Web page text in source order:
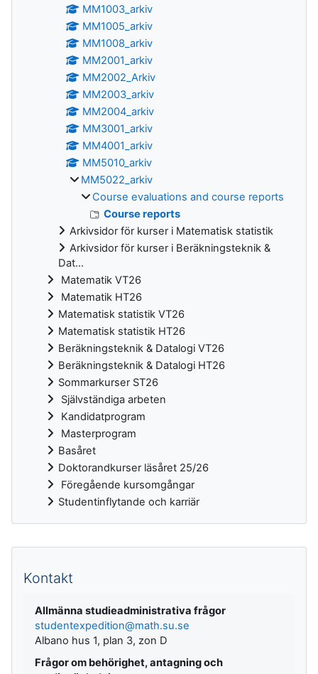
MM1003_arkiv
MM1005_arkiv
MM1008_arkiv
MM2001_arkiv
MM2002_Arkiv
MM2003_arkiv
MM2004_arkiv
MM3001_arkiv
MM4001_arkiv
MM5010_arkiv
MM5022_arkiv
Course evaluations and course reports
Course reports
Arkivsidor för kurser i Matematisk statistik
Arkivsidor för kurser i Beräkningsteknik &
Dat...
Matematik VT26
Matematik HT26
Matematisk statistik VT26
Matematisk statistik HT26
Beräkningsteknik & Datalogi VT26
Beräkningsteknik & Datalogi HT26
Sommarkurser ST26
Självständiga arbeten
Kandidatprogram
Masterprogram
Basåret
Doktorandkurser läsåret 25/26
Föregående kursomgångar
Studentinflytande och karriär
Kompletterande block
Kontakt
Allmänna studieadministrativa frågor
studentexpedition@math.su.se
Albano hus 1, plan 3, zon D
Frågor om behörighet, antagning och